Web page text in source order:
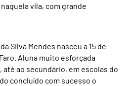
vila, com grande
Silva Mendes nasceu a 15 de
Aluna muito esforçada
ao secundário, em escolas do
concluído com sucesso o